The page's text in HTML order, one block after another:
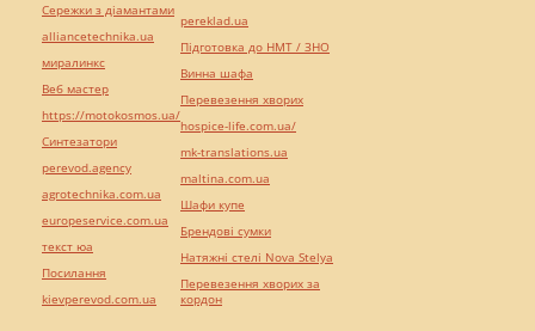
Сережки з діамантами
alliancetechnika.ua
миралинкс
Веб мастер
https://motokosmos.ua/
Синтезатори
perevod.agency
agrotechnika.com.ua
europeservice.com.ua
текст юа
Посилання
kievperevod.com.ua
pereklad.ua
Підготовка до НМТ / ЗНО
Винна шафа
Перевезення хворих
hospice-life.com.ua/
mk-translations.ua
maltina.com.ua
Шафи купе
Брендові сумки
Натяжні стелі Nova Stelya
Перевезення хворих за
кордон